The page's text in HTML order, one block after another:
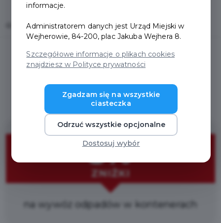
Home Oferty Redskip
5%
ZNIŻKI
na wywóz odpadów w kontenerach
informacje.
Administratorem danych jest Urząd Miejski w
Wejherowie, 84-200, plac Jakuba Wejhera 8.
Szczegółowe informacje o plikach cookies
znajdziesz w Polityce prywatności
Zgadzam się na wszystkie
ciasteczka
Odrzuć wszystkie opcjonalne
Dostosuj wybór